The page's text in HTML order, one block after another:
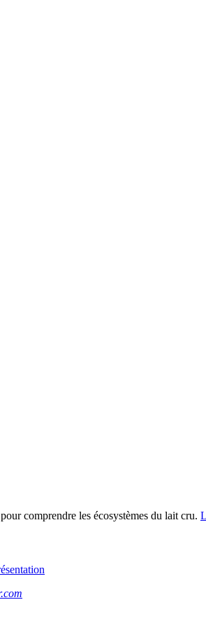
comprendre les écosystèmes du lait cru.